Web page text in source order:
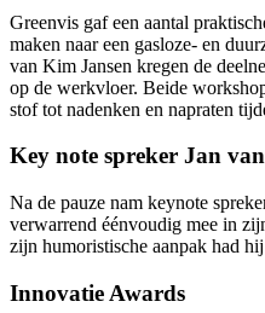
Greenvis gaf een aantal
maken naar een gasloze- en
van Kim Jansen kregen de
op de werkvloer. Beide
stof tot nadenken en napraten
Key note spreker Jan
Na de pauze nam keynote
verwarrend éénvoudig mee in
zijn humoristische aanpak had
Innovatie Awards